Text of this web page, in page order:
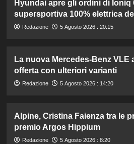
Hyundai apre gli ordini di Ioniq
supersportiva 100% elettrica
Redazione 5 Agosto 2026 : 20:15
La nuova Mercedes-Benz VLE
offerta con ulteriori varianti
Redazione 5 Agosto 2026 : 14:20
Alpine, Cristina Faienza tra le
premio Argos Hippium
Redazione 5 Agosto 2026 : 8:20